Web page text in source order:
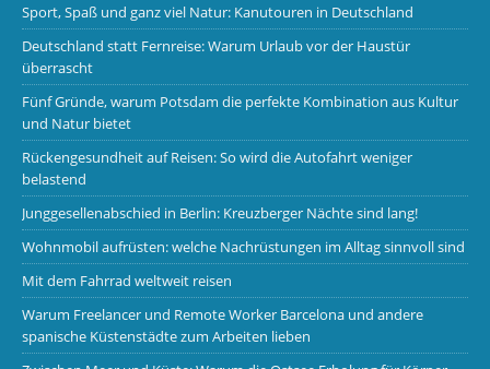
Sport, Spaß und ganz viel Natur: Kanutouren in Deutschland
Deutschland statt Fernreise: Warum Urlaub vor der Haustür
überrascht
Fünf Gründe, warum Potsdam die perfekte Kombination aus Kultur
und Natur bietet
Rückengesundheit auf Reisen: So wird die Autofahrt weniger
belastend
Junggesellenabschied in Berlin: Kreuzberger Nächte sind lang!
Wohnmobil aufrüsten: welche Nachrüstungen im Alltag sinnvoll sind
Mit dem Fahrrad weltweit reisen
Warum Freelancer und Remote Worker Barcelona und andere
spanische Küstenstädte zum Arbeiten lieben